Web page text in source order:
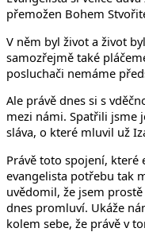
přemožen Bohem
V něm byl život a život
samozřejmě také
posluchači nemáme
Ale právě dnes si s
mezi námi. Spatřili jsme
sláva, o které mluvil už
Právě toto spojení, které
evangelista potřebu tak
uvědomil, že jsem
dnes promluví. Ukáže
kolem sebe, že právě v